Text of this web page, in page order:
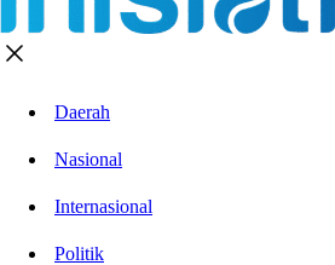
Daerah
Nasional
Internasional
Politik